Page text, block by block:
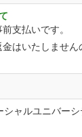
支払いです。
金はいたしません
シャルユニバー